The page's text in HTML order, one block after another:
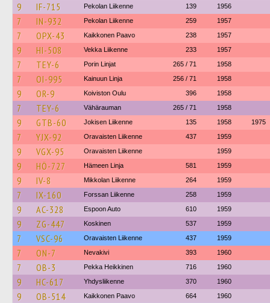
9 IF-715 Pekolan Liikenne 139 1956
7 IN-932 Pekolan Liikenne 259 1957
7 OPX-43 Kaikkonen Paavo 238 1957
9 HI-508 Vekka Liikenne 233 1957
7 TEY-6 Porin Linjat 265 / 71 1958
7 OI-995 Kainuun Linja 256 / 71 1958
9 OR-9 Koiviston Oulu 396 1958
7 TEY-6 Vähärauman 265 / 71 1958
9 GTB-60 Jokisen Liikenne 135 1958 1975
7 YJX-92 Oravaisten Liikenne 437 1959
9 VGX-95 Oravaisten Liikenne 1959
9 HÖ-727 Hämeen Linja 581 1959
9 IV-8 Mikkolan Liikenne 264 1959
7 IX-160 Forssan Liikenne 258 1959
9 AC-328 Espoon Auto 610 1959
9 ZG-447 Koskinen 537 1959
7 VSC-96 Oravaisten Liikenne 437 1959
7 ON-7 Nevakivi 393 1960
7 OB-3 Pekka Heikkinen 716 1960
9 HC-617 Yhdysliikenne 370 1960
9 OB-514 Kaikkonen Paavo 664 1960